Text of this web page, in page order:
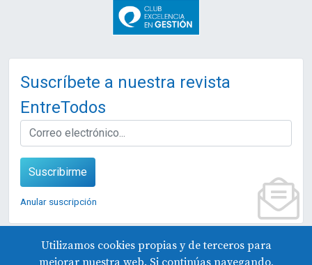
Suscríbete a nuestra revista
EntreTodos
EMAIL
Suscribirme
Anular suscripción
Utilizamos cookies propias y de terceros para
mejorar nuestra web. Si continúas navegando,